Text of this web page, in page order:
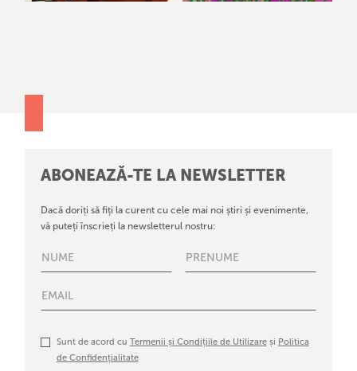
ABONEAZĂ-TE LA NEWSLETTER
Dacă doriți să fiți la curent cu cele mai noi știri și evenimente,
vă puteți înscrieți la newsletterul nostru:
Sunt de acord cu Termenii și Condițiile de Utilizareși Politica
de Confidențialitate